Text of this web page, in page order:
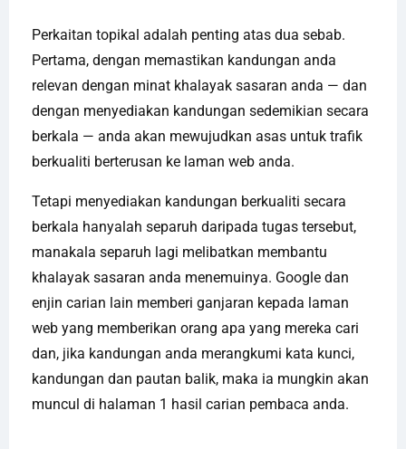
Perkaitan topikal adalah penting atas dua sebab.
Pertama, dengan memastikan kandungan anda
relevan dengan minat khalayak sasaran anda — dan
dengan menyediakan kandungan sedemikian secara
berkala — anda akan mewujudkan asas untuk trafik
berkualiti berterusan ke laman web anda.
Tetapi menyediakan kandungan berkualiti secara
berkala hanyalah separuh daripada tugas tersebut,
manakala separuh lagi melibatkan membantu
khalayak sasaran anda menemuinya. Google dan
enjin carian lain memberi ganjaran kepada laman
web yang memberikan orang apa yang mereka cari
dan, jika kandungan anda merangkumi kata kunci,
kandungan dan pautan balik, maka ia mungkin akan
muncul di halaman 1 hasil carian pembaca anda.